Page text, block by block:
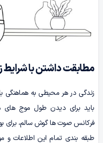
مطابقت داشتن با
زندگی در هر محیطی به هماهنگی
باید برای دیدن طول موج ­های
فرکانس صوت‌ ها گوش سالم، برای
طبقه­­ بندی تمام این اطلاعات و